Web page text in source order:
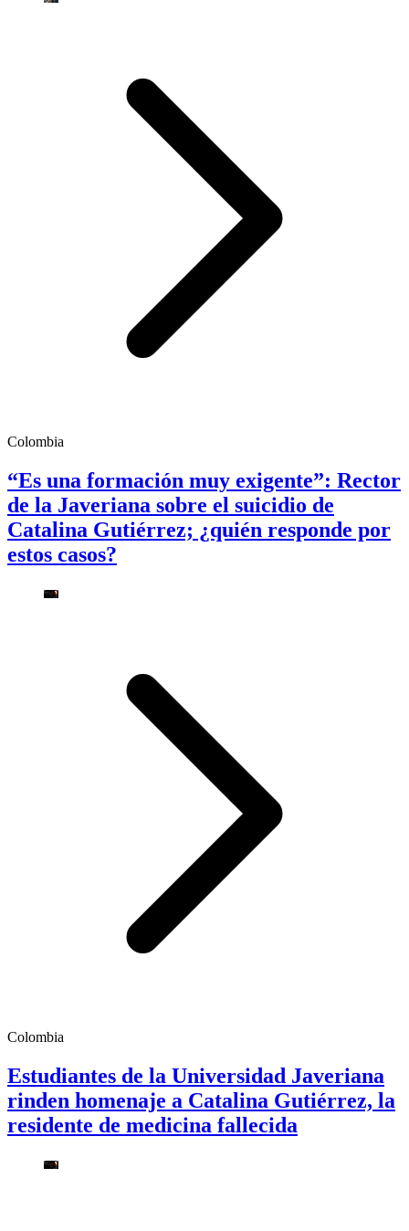
Colombia
“Es una formación muy exigente”: Rector
de la Javeriana sobre el suicidio de
Catalina Gutiérrez; ¿quién responde por
estos casos?
Colombia
Estudiantes de la Universidad Javeriana
rinden homenaje a Catalina Gutiérrez, la
residente de medicina fallecida